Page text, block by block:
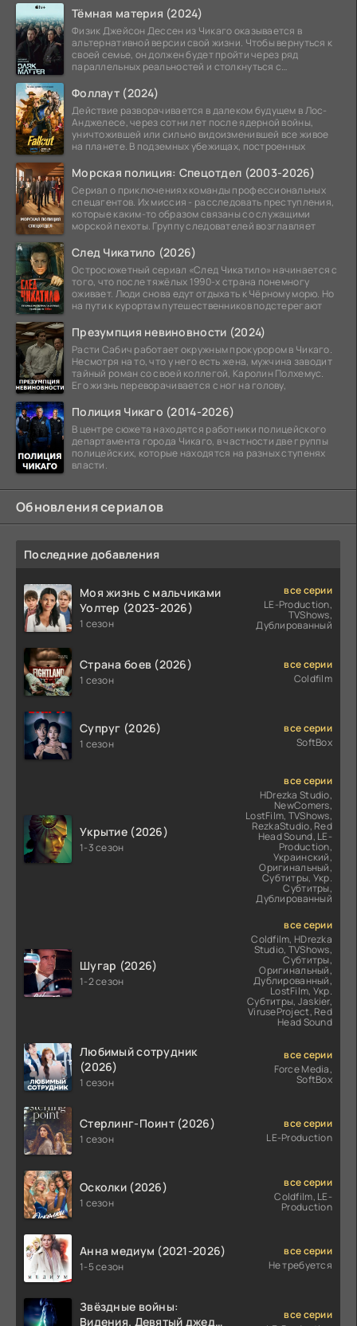
Тёмная материя (2024)
Физик Джейсон Дессен из Чикаго оказывается в
альтернативной версии свой жизни. Чтобы вернуться к
своей семье, он должен будет пройти через ряд
параллельных реальностей и столкнуться с
Фоллаут (2024)
Действие разворачивается в далеком будущем в Лос-
Анджелесе, через сотни лет после ядерной войны,
уничтожившей или сильно видоизменившей все живое
на планете. В подземных убежищах, построенных
Морская полиция: Спецотдел (2003-2026)
Сериал о приключениях команды профессиональных
спецагентов. Их миссия - расследовать преступления,
которые каким-то образом связаны со служащими
морской пехоты. Группу следователей возглавляет
След Чикатило (2026)
Остросюжетный сериал «След Чикатило» начинается с
того, что после тяжёлых 1990-х страна понемногу
оживает. Люди снова едут отдыхать к Чёрному морю. Но
на пути к курортам путешественников подстерегают
Презумпция невиновности (2024)
Расти Сабич работает окружным прокурором в Чикаго.
Несмотря на то, что у него есть жена, мужчина заводит
тайный роман со своей коллегой, Каролин Полхемус.
Его жизнь переворачивается с ног на голову,
Полиция Чикаго (2014-2026)
В центре сюжета находятся работники полицейского
департамента города Чикаго, в частности две группы
полицейских, которые находятся на разных ступенях
власти.
Обновления сериалов
Последние добавления
Моя жизнь с мальчиками
Уолтер (2023-2026)
1 сезон
все серии
LE-Production,
TVShows,
Дублированный
Страна боев (2026)
1 сезон
все серии
Coldfilm
Супруг (2026)
1 сезон
все серии
SoftBox
Укрытие (2026)
1-3 сезон
все серии
HDrezka Studio,
NewComers,
LostFilm, TVShows,
RezkaStudio, Red
Head Sound, LE-
Production,
Украинский,
Оригинальный,
Субтитры, Укр.
Субтитры,
Дублированный
Шугар (2026)
1-2 сезон
все серии
Coldfilm, HDrezka
Studio, TVShows,
Субтитры,
Оригинальный,
Дублированный,
LostFilm, Укр.
Субтитры, Jaskier,
ViruseProject, Red
Head Sound
Любимый сотрудник
(2026)
1 сезон
все серии
Force Media,
SoftBox
Стерлинг-Поинт (2026)
1 сезон
все серии
LE-Production
Осколки (2026)
1 сезон
все серии
Coldfilm, LE-
Production
Анна медиум (2021-2026)
1-5 сезон
все серии
Не требуется
Звёздные войны:
Видения. Девятый джедай
все серии